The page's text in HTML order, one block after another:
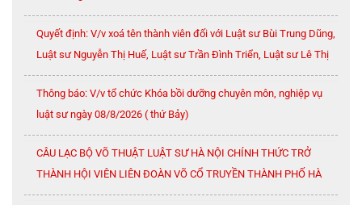
Quyết định: V/v xoá tên thành viên đối với Luật sư Bùi Trung Dũng,
Luật sư Nguyễn Thị Huế, Luật sư Trần Đình Triển, Luật sư Lê Thị
Oanh
Thông báo: V/v tổ chức Khóa bồi dưỡng chuyên môn, nghiệp vụ
luật sư ngày 08/8/2026 ( thứ Bảy)
CÂU LẠC BỘ VÕ THUẬT LUẬT SƯ HÀ NỘI CHÍNH THỨC TRỞ
THÀNH HỘI VIÊN LIÊN ĐOÀN VÕ CỔ TRUYỀN THÀNH PHỐ HÀ
NỘI